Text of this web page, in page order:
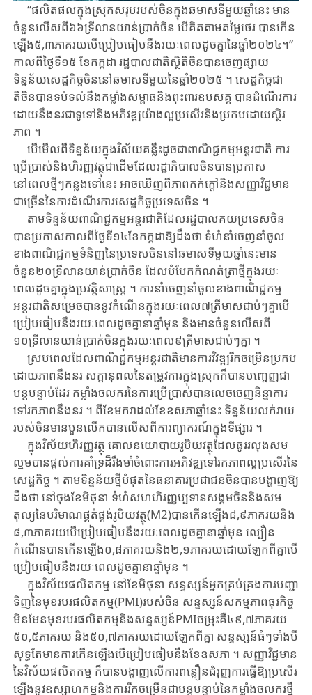
“ផលិតផលក្នុង​ស្រុកសរុប​របស់​ចិន​ក្នុងឆមាស​ទីមួយ​ឆ្នាំនេះ ​មាន
ចំនួន​លើស​ពី​៦៦ទ្រីលាន​យាន់​ប្រាក់​ចិន​ ​បើគិតតាម​តម្លៃថេរ​ បាន​កើន
ឡើង​៥,៣ភាគរយ​បើ​ប្រៀប​ធៀប​នឹង​រយៈ​ពេល​ដូច​គ្នា​នៃ​ឆ្នាំ​២០២៤។” ​
កាលពីថ្ងៃ​ទី១៥ ​ខែកក្កដា ​រដ្ឋបាលជាតិ​ស្ថិតិចិន​បាន​ចេញផ្សា​យ​
ទិន្នន័យ​សេដ្ឋកិច្ចចិន​នៅ​ឆមាសទីមួយ​នៃឆ្នាំ២០២៥ ​។ សេដ្ឋកិច្ច​ជា
តិចិន​​បានទប់ទល់​នឹងកម្លាំងសម្ពាធនិង​ពុះពារឧបសគ្គ ​បាន​ដំណើរការ​
ដោយនឹងនរ​ជាទូទៅនិង​អភិវឌ្ឍ​យ៉ាង​ល្អប្រសើរ​និងប្រកប​ដោយ​ស្ថិរ
ភាព ។
បើមើលពី​ទិន្នន័យក្នុង​វិស័យគន្លឹះដូចជា​ពាណិជ្ជកម្ម​អន្តរជាតិ​ ការ
ប្រើប្រាស់​និងហិរញ្ញវត្ថុ​ជាដើមដែល​រដ្ឋាភិបាល​ចិនបាន​ប្រកាស​
នៅពេល​ថ្មីៗកន្លងទៅនេះ​ អាច​ឃើញពី​ភាពកក់ក្តៅនិង​សញ្ញាវិជ្ជមាន​
ជាច្រើននៃការដំណើរការ​សេដ្ឋកិច្ច​ប្រទេសចិន ។
តាមទិន្នន័យ​ពាណិជ្ជកម្ម​អន្តរជាតិដែល​រដ្ឋបាលគយប្រទេស​ចិន
បានប្រកាស​កាលពី​ថ្ងៃ​ទី១៤ខែកក្កដា​ឱ្យ​ដឹង​ថា ​ទំហំ​នាំចេញ​នាំចូល​
ខាង​ពាណិជ្ជកម្ម​​ទំនិញនៃ​ប្រទេស​ចិននៅឆមាស​ទីមួយ​ឆ្នាំនេះ​មាន
ចំនួន២០​ទ្រីលានយាន់​ប្រាក់ចិន​ ដែលបំបែក​កំណត់ត្រាថ្មី​ក្នុងរយៈ​
ពេល​ដូចគ្នាក្នុង​ប្រវត្តិសាស្ត្រ ។ ​ការនាំចេញ​នាំចូល​ខាង​ពាណិជ្ជកម្ម​
អន្តរជាតិ​សម្រេច​បាននូវ​កំណើនក្នុង​រយៈពេល​៧ត្រីមាសជាប់ៗ​គ្នាបើ
ប្រៀបធៀប​នឹងរយៈពេល​ដូចគ្នា​នាឆ្នាំមុន​ និង​មានចំនួនលើសពី​
១០ទ្រីលាន​យាន់ប្រាក់ចិន​ក្នុងរយៈពេល​៩ត្រីមាស​ជាប់ៗគ្នា ។
ស្របពេល​ដែល​​ពាណិជ្ជកម្ម​អន្តរជាតិ​មាន​ការ​វិវឌ្ឍ​រីក​ចម្រើន​ប្រកប​
ដោយភាព​នឹងនរ ​សក្តា​នុពល​នៃតម្រូវការក្នុង​ស្រុក​ក៏​បានបញ្ចេញ​ជា
បន្តបន្ទាប់ដែរ ​កម្លាំងចលករនៃ​ការប្រើប្រាស់​បាន​លេចចេញ​និន្នាការ​
ទៅរកភាពនឹងនរ ​។ ពីខែមករា​ដល់ខែឧសភាឆ្នាំនេះ ​ទិន្នន័យ​លក់​រាយ
របស់ចិនមាន​បួនលើកបាន​លើសពី​ការព្យាករណ៍​ក្នុង​ទីផ្សារ ។
ក្នុងវិស័យ​ហិរញ្ញវត្ថុ ​គោលនយោបាយ​រូបិយវត្ថុដែល​ធូររលុង​សម
ល្មមបានផ្តល់​ការគាំទ្រ​ដ៏រឹងមាំចំពោះ​ការអភិវឌ្ឍទៅរក​ភាពល្អប្រសើរ​នៃ
សេដ្ឋកិច្ច ។ ​តាមទិន្នន័យ​​ថ្មីបំផុត​នៃ​ធនាគារប្រជាជន​ចិន​បានបង្ហាញឱ្យ​
ដឹងថា ​នៅចុងខែ​មិថុនា ​ទំហំ​សហហិរញ្ញប្បទាន​សង្គមចិននិង​សម
តុល្យនៃ​បរិមាណផ្គត់ផ្គង់​រូបិយវត្ថុ(M2)​បាន​កើនឡើង​៨,៩ភាគរយ​និង​
៨,៣ភាគរយ​បើប្រៀបធៀប​នឹងរយៈពេល​ដូចគ្នានាឆ្នាំមុន ​ល្បឿន
កំណើន​បាន​កើនឡើង​០,៨ភាគរយ​និង២,១ភាគរយ​ដោយឡែកពីគ្នា​បើ
ប្រៀបធៀប​នឹងរយៈពេល​ដូចគ្នា​នាឆ្នាំមុន ។
ក្នុងវិស័យផលិតកម្ម​ នៅខែមិថុនា ​សន្ទស្សន៍​អ្នកគ្រប់គ្រង​ការបញ្ជា​
ទិញនៃ​មុខ​របរ​ផលិតកម្ម​(PMI)របស់ចិន​ សន្ទស្សន៍​សកម្មភាព​ធុរកិច្ច​
មិនមែនមុខ​របរ​ផលិតកម្ម​​និង​សន្ទស្សន៍​PMI​ចម្រុះគឺ​៤៩,៧ភាគរយ ​
៥០,៥ភាគរយ​ និង៥០,៧ភាគរយ​ដោយឡែកពីគ្នា ​សន្ទស្សន៍​ធំៗទាំងបី​
សុទ្ធតែមាន​ការ​កើនឡើង​បើប្រៀបធៀប​នឹងខែឧសភា ។ ​សញ្ញា​វិជ្ជមាន
នៃ​វិស័យផលិតកម្ម​ ក៏បានបង្ហាញ​លើ​ការពន្លឿន​ជំរុញការ​ធ្វើ​ឱ្យ​ប្រសើ​រ
ឡើង​នូវ​ឧស្សាហកម្ម​និង​ការរីកចម្រើន​ជាបន្តបន្ទាប់​នៃកម្លាំង​ចលករថ្មី​